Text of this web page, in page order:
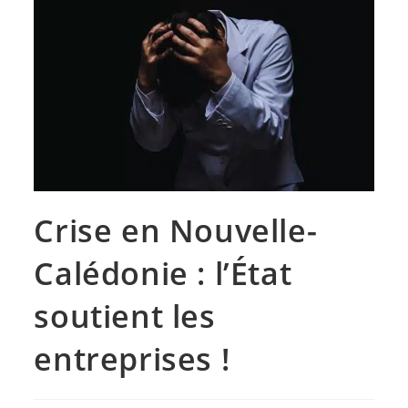
Crise en Nouvelle-
Calédonie : l’État
soutient les
entreprises !